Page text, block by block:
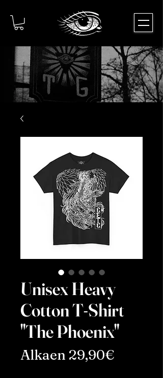
Unisex Heavy
Cotton T-Shirt
"The Phoenix"
Alkaen 29,90€